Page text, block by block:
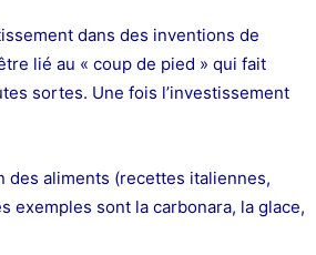
dans des inventions de
lié au « coup de pied » qui fait
sortes. Une fois l’investissement
des aliments (recettes italiennes,
exemples sont la carbonara, la glace,